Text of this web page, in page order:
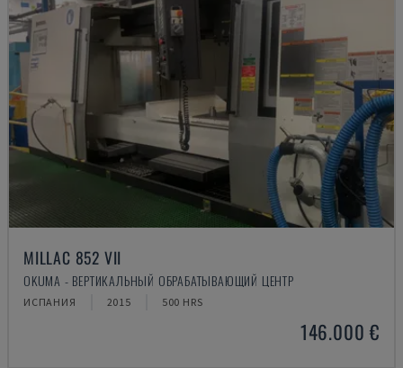
MILLAC 852 VII
OKUMA - ВЕРТИКАЛЬНЫЙ ОБРАБАТЫВАЮЩИЙ ЦЕНТР
ИСПАНИЯ 2015 500 HRS
146.000 €